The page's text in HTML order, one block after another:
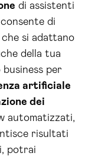
di assistenti
di
si adattano
della tua
per
artificiale
dei
automatizzati,
risultati
potrai